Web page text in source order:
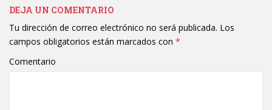
DEJA UN COMENTARIO
Tu dirección de correo electrónico no será publicada. Los
campos obligatorios están marcados con *
Comentario